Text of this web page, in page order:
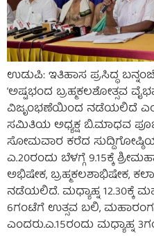
ಉಡುಪಿ: ಇತಿಹಾಸ ಪ್ರಸಿದ್ಧ
‘ಅಷ್ಟಭಂದ ಬ್ರಹ್ಮಕಲಶೋತ್ಸವ
ವಿಜೃಂಭಣೆಯಿಂದ ನಡೆಯಲಿದೆ
ಸಮಿತಿಯ ಅಧ್ಯಕ್ಷ ಬಿ.ಮಾಧವ
ಸೋಮವಾರ ಕರೆದ
ಎ.20ರಂದು ಬೆಳಗ್ಗೆ 9.15ಕ್ಕೆ
ಅಭಿಷೇಕ, ಬ್ರಹ್ಮಕಲಶಾಭಿಷೇಕ,
ನಡೆಯಲಿದೆ. ಮಧ್ಯಾಹ್ನ 12.30ಕ್ಕೆ
6ಗಂಟೆಗೆ ಉತ್ಸವ ಬಲಿ,
ಎಂದರು.ಎ.15ರಂದು ಮಧ್ಯಾಹ್ನ